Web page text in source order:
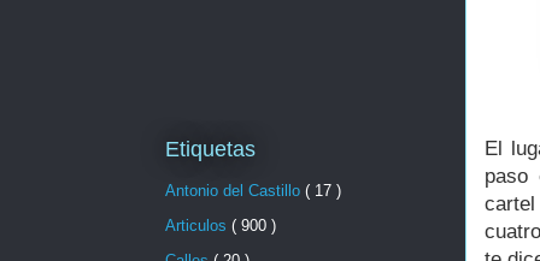
El
paso
Etiquetas
Antonio del Castillo ( 17 )
Articulos ( 900 )